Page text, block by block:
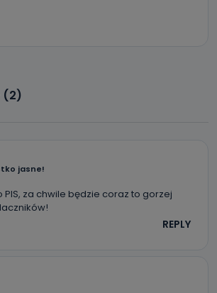
(2)
jasne!
PIS, za chwile będzie coraz to gorzej
REPLY